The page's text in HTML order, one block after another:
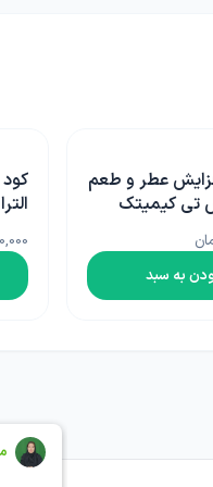
میکرو پلاس
اینترمگ
به سبد
پلاس